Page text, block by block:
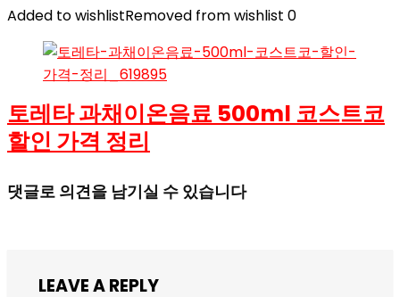
Added to wishlistRemoved from wishlist 0
토레타 과채이온음료 500ml 코스트코
할인 가격 정리
댓글로 의견을 남기실 수 있습니다
LEAVE A REPLY